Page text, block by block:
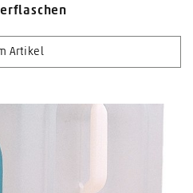
Artikel